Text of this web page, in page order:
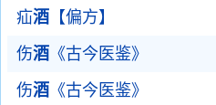
疝酒 【偏方】
伤酒 《古今医鉴》
伤酒 《古今医鉴》